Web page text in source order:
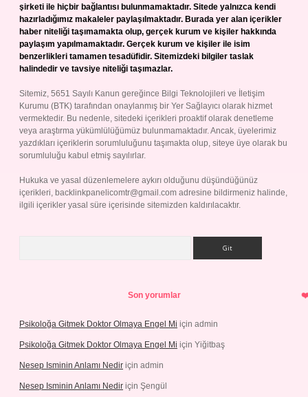
şirketi ile hiçbir bağlantısı bulunmamaktadır. Sitede yalnızca kendi
hazırladığımız makaleler paylaşılmaktadır. Burada yer alan içerikler
haber niteliği taşımamakta olup, gerçek kurum ve kişiler hakkında
paylaşım yapılmamaktadır. Gerçek kurum ve kişiler ile isim
benzerlikleri tamamen tesadüfidir. Sitemizdeki bilgiler taslak
halindedir ve tavsiye niteliği taşımazlar.
Sitemiz, 5651 Sayılı Kanun gereğince Bilgi Teknolojileri ve İletişim
Kurumu (BTK) tarafından onaylanmış bir Yer Sağlayıcı olarak hizmet
vermektedir. Bu nedenle, sitedeki içerikleri proaktif olarak denetleme
veya araştırma yükümlülüğümüz bulunmamaktadır. Ancak, üyelerimiz
yazdıkları içeriklerin sorumluluğunu taşımakta olup, siteye üye olarak bu
sorumluluğu kabul etmiş sayılırlar.
Hukuka ve yasal düzenlemelere aykırı olduğunu düşündüğünüz
içerikleri, backlinkpanelicomtr@gmail.com adresine bildirmeniz halinde,
ilgili içerikler yasal süre içerisinde sitemizden kaldırılacaktır.
Son yorumlar
Psikoloğa Gitmek Doktor Olmaya Engel Mi için admin
Psikoloğa Gitmek Doktor Olmaya Engel Mi için Yiğitbaş
Nesep Isminin Anlamı Nedir için admin
Nesep Isminin Anlamı Nedir için Şengül